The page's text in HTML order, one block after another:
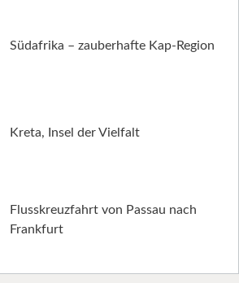
Südafrika – zauberhafte Kap-Region
Kreta, Insel der Vielfalt
Flusskreuzfahrt von Passau nach
Frankfurt